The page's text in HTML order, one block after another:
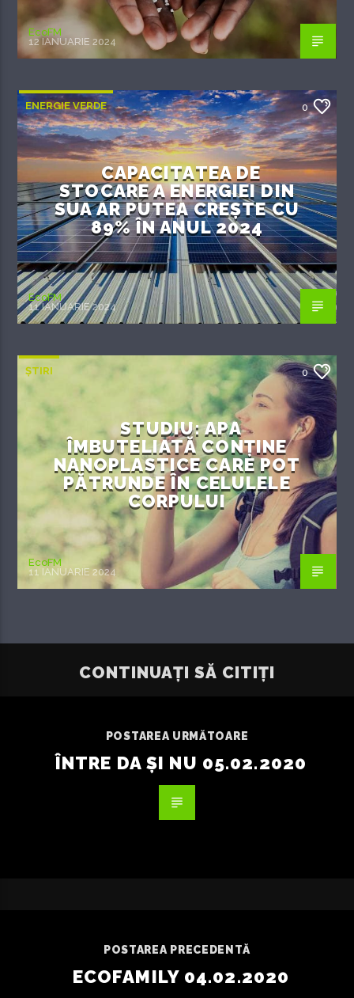
EcoFM
12 IANUARIE 2024
ENERGIE VERDE 0
CAPACITATEA DE
STOCARE A ENERGIEI DIN
SUA AR PUTEA CREȘTE CU
89% ÎN ANUL 2024
EcoFM
11 IANUARIE 2024
ȘTIRI 0
STUDIU: APA
ÎMBUTELIATĂ CONȚINE
NANOPLASTICE CARE POT
PĂTRUNDE ÎN CELULELE
CORPULUI
EcoFM
11 IANUARIE 2024
CONTINUAȚI SĂ CITIȚI
POSTAREA URMĂTOARE
ÎNTRE DA ȘI NU 05.02.2020
POSTAREA PRECEDENTĂ
ECOFAMILY 04.02.2020